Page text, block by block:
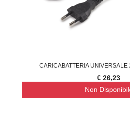
CARICABATTERIA UNIVERSALE
€ 26,23
Non